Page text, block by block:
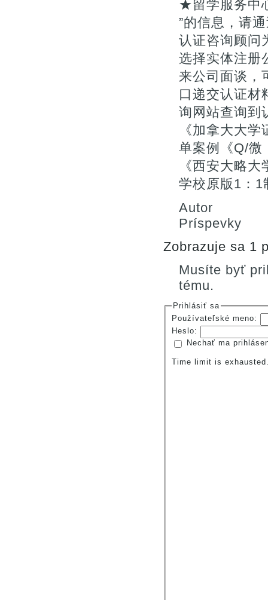
★留学服务中
”的信息，请
认证咨询顾问
选择实体注册
来公司面谈，
口递交认证材
询网站查询到
《加拿大大
单案例《Q/微
《西安大略
学校原版1：1
Autor
Príspevky
Zobrazuje sa 1
Musíte byť
tému.
Prihlásiť sa
Používateľské meno:
Heslo:
Nechať ma
Time limit is